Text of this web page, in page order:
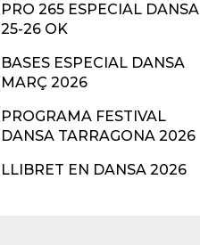
PRO 265 ESPECIAL DANSA
25-26 OK
BASES ESPECIAL DANSA
MARÇ 2026
PROGRAMA FESTIVAL
DANSA TARRAGONA 2026
LLIBRET EN DANSA 2026